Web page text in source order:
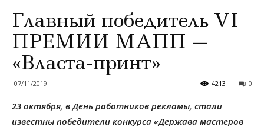
Главный победитель VI
ПРЕМИИ МАПП —
«Власта-принт»
07/11/2019 0
4213
23 октября, в День работников рекламы, стали
известны победители конкурса «Держава мастеров